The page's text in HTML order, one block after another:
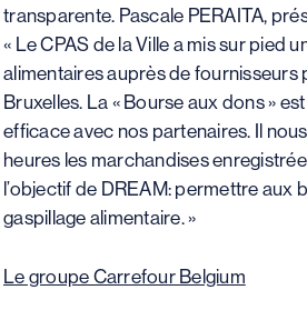
transparente. Pascale PERAITA,
« Le CPAS de la Ville a mis sur pied
alimentaires auprès de fournisseurs
Bruxelles. La « Bourse aux dons »
efficace avec nos partenaires. Il
heures les marchandises
l’objectif de DREAM: permettre aux
gaspillage alimentaire. »
Le groupe Carrefour Belgium